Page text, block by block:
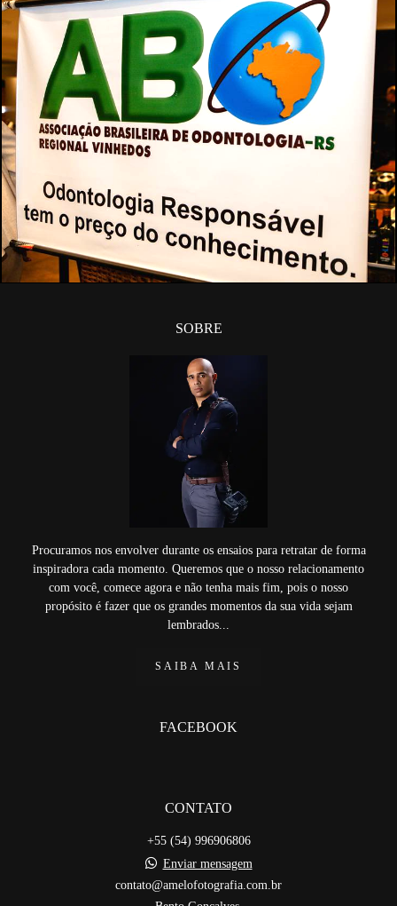
SOBRE
Procuramos nos envolver durante os ensaios para retratar de forma
inspiradora cada momento. Queremos que o nosso relacionamento
com você, comece agora e não tenha mais fim, pois o nosso
propósito é fazer que os grandes momentos da sua vida sejam
lembrados...
SAIBA MAIS
FACEBOOK
CONTATO
+55 (54) 996906806
Enviar mensagem
contato@amelofotografia.com.br